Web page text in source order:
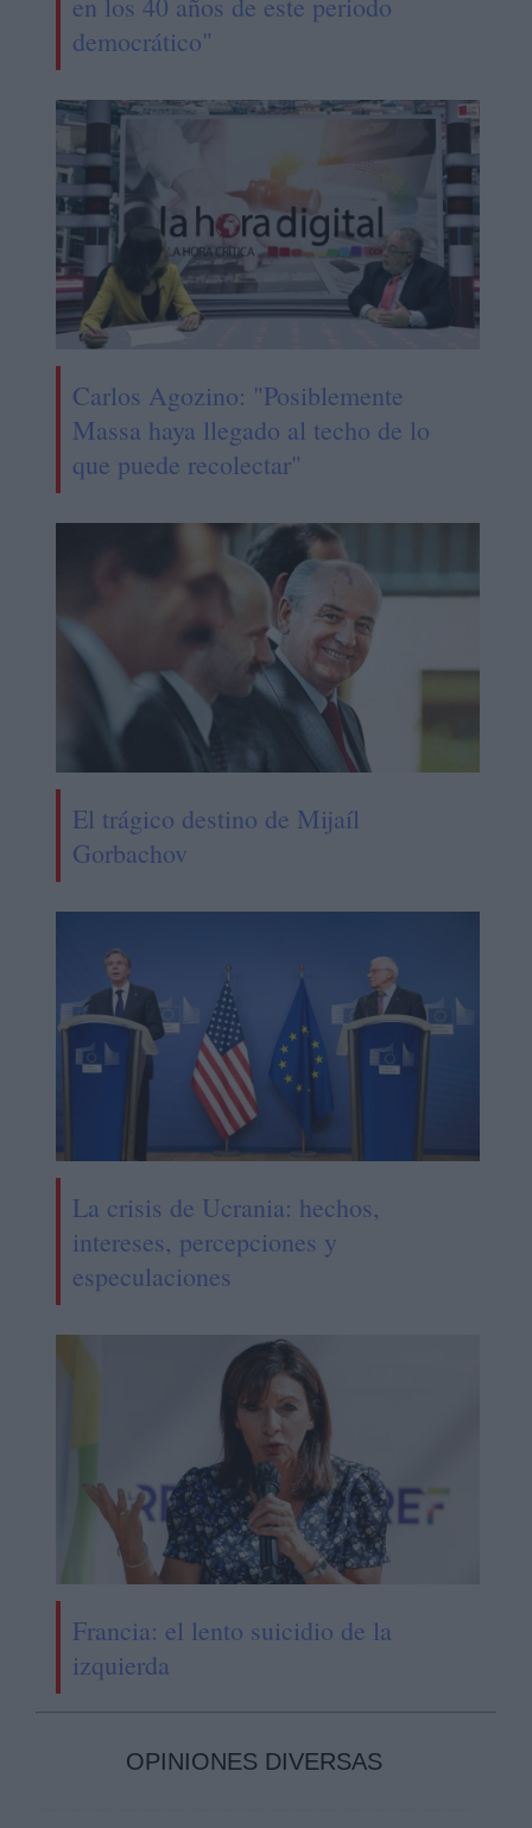
democrático"
Carlos Agozino: "Posiblemente
Massa haya llegado al techo de lo
que puede recolectar"
El trágico destino de Mijaíl
Gorbachov
La crisis de Ucrania: hechos,
intereses, percepciones y
especulaciones
Francia: el lento suicidio de la
izquierda
OPINIONES DIVERSAS